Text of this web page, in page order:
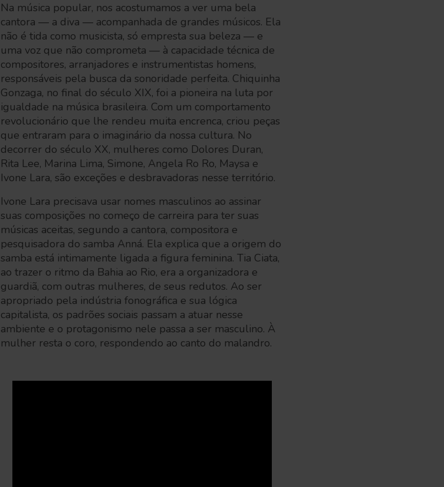
Na música popular, nos acostumamos a ver uma bela
cantora — a diva — acompanhada de grandes músicos. Ela
não é tida como musicista, só empresta sua beleza — e
uma voz que não comprometa — à capacidade técnica de
compositores, arranjadores e instrumentistas homens,
responsáveis pela busca da sonoridade perfeita. Chiquinha
Gonzaga, no final do século XIX, foi a pioneira na luta por
igualdade na música brasileira. Com um comportamento
revolucionário que lhe rendeu muita encrenca, criou peças
que entraram para o imaginário da nossa cultura. No
decorrer do século XX, mulheres como Dolores Duran,
Rita Lee, Marina Lima, Simone, Angela Ro Ro, Maysa e
Ivone Lara, são exceções e desbravadoras nesse território.
Ivone Lara precisava usar nomes masculinos ao assinar
suas composições no começo de carreira para ter suas
músicas aceitas, segundo a cantora, compositora e
pesquisadora do samba Anná. Ela explica que a origem do
samba está intimamente ligada a figura feminina. Tia Ciata,
ao trazer o ritmo da Bahia ao Rio, era a organizadora e
guardiã, com outras mulheres, de seus redutos. Ao ser
apropriado pela indústria fonográfica e sua lógica
capitalista, os padrões sociais passam a atuar nesse
ambiente e o protagonismo nele passa a ser masculino. À
mulher resta o coro, respondendo ao canto do malandro.